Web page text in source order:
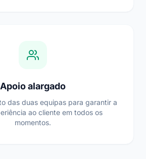
Apoio alargado
das duas equipas para garantir a
ao cliente em todos os
momentos.